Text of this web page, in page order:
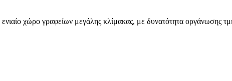
ενιαίο χώρο γραφείων μεγάλης κλίμακας, με δυνατότητα οργάνωσης